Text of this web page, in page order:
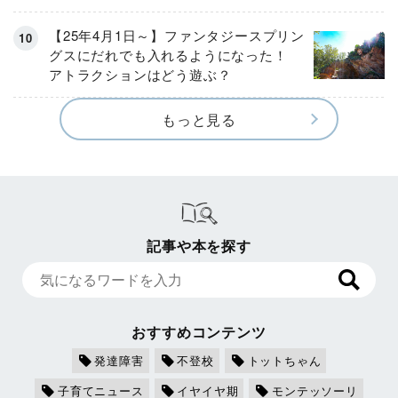
【25年4月1日～】ファンタジースプリン
グスにだれでも入れるようになった！
アトラクションはどう遊ぶ？
もっと見る
記事や本を探す
おすすめコンテンツ
発達障害 不登校
トットちゃん
子育てニュース
イヤイヤ期 モンテッソーリ